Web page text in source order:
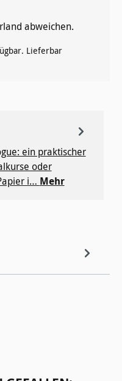
abweichen.
Lieferbar
ein praktischer
oder
i… Mehr